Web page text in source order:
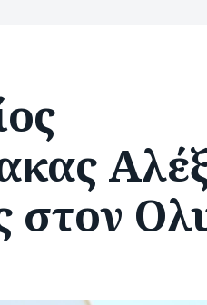
στον